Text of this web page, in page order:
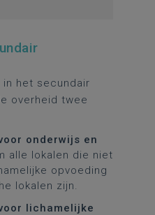
het secundair
overheid twee
onderwijs en
alle lokalen die niet
opvoeding
lokalen zijn.
lichamelijke